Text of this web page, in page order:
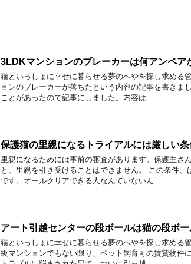
3LDKマンションのブレーカーは何アンペア
猫といっしょに幸せに暮らせる夢のへやを探し求める
ョンのブレーカーが落ちたという内容の記事を書きま
ことがあったので記事にしました。内容は …
保護猫の里親になるトライアルには厳しい
里親になるためには事前の審査があります。保護主さ
と、里親を引き受けることはできません。 この条件
です。オールクリアできる人なんていないん …
アート引越センターの段ボールは猫の段ボ
猫といっしょに幸せに暮らせる夢のへやを探し求める
級マンションでもない限り、ペット飼育可の賃貸物件